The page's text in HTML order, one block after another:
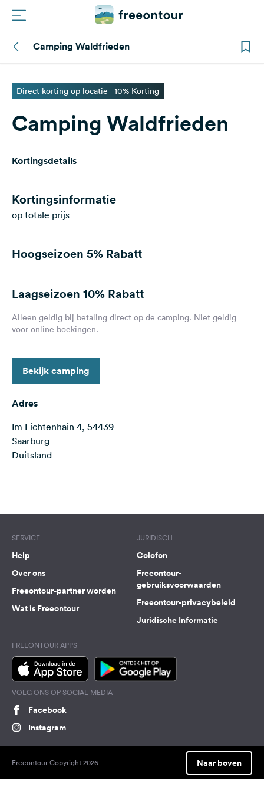
Routes
Campings
Magazine
Inloggen
Vragen &
Taal:
ons
op
social
Instagram
Camping Waldfrieden
Direct korting op locatie - 10% Korting
Camping Waldfrieden
Kortingsdetails
Kortingsinformatie
op totale prijs
Hoogseizoen 5% Rabatt
Laagseizoen 10% Rabatt
Alleen geldig bij betaling direct op de camping. Niet geldig
voor online boekingen.
Bekijk camping
Adres
Im Fichtenhain 4, 54439
Saarburg
Duitsland
SERVICE
Help
Over ons
Freeontour-partner worden
Wat is Freeontour
JURIDISCH
Colofon
Freeontour-
gebruiksvoorwaarden
Freeontour-privacybeleid
Juridische Informatie
FREEONTOUR APPS
VOLG ONS OP SOCIAL MEDIA
Facebook
Instagram
Freeontour Copyright 2026 Naar boven